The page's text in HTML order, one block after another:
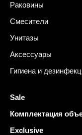
Раковины
Смесители
Унитазы
Аксессуары
Гигиена и
Sale
Комплектация
Exclusive